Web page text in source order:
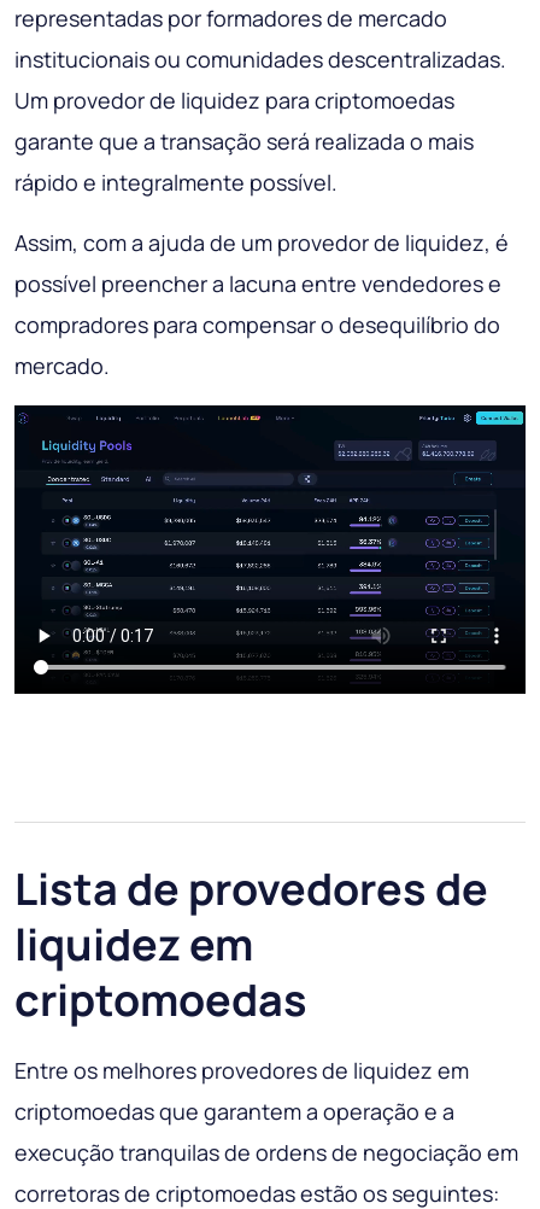
representadas por formadores de mercado
institucionais ou comunidades descentralizadas.
Um provedor de liquidez para criptomoedas
garante que a transação será realizada o mais
rápido e integralmente possível.
Assim, com a ajuda de um provedor de liquidez, é
possível preencher a lacuna entre vendedores e
compradores para compensar o desequilíbrio do
mercado.
Lista de provedores de
liquidez em
criptomoedas
Entre os melhores provedores de liquidez em
criptomoedas que garantem a operação e a
execução tranquilas de ordens de negociação em
corretoras de criptomoedas estão os seguintes: